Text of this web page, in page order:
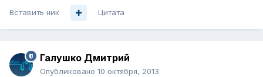
Вставить ник Цитата
Галушко Дмитрий
Опубликовано 10 октября, 2013